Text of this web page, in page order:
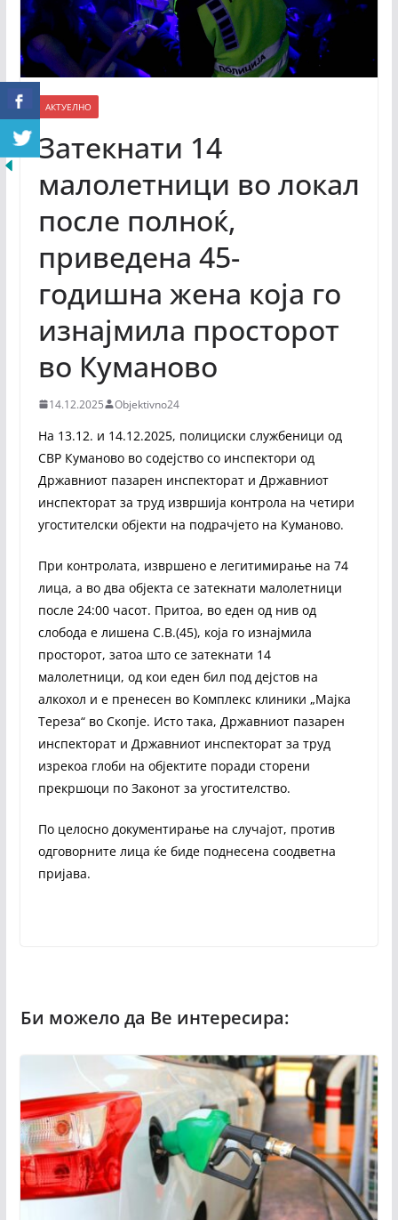
АКТУЕЛНО
Затекнати 14
малолетници во локал
после полноќ,
приведена 45-
годишна жена која го
изнајмила просторот
во Куманово
14.12.2025 Objektivno24
На 13.12. и 14.12.2025, полициски службеници од
СВР Куманово во содејство со инспектори од
Државниот пазарен инспекторат и Државниот
инспекторат за труд извршија контрола на четири
угостителски објекти на подрачјето на Куманово.
При контролата, извршено е легитимирање на 74
лица, а во два објекта се затекнати малолетници
после 24:00 часот. Притоа, во еден од нив од
слобода е лишена С.В.(45), која го изнајмила
просторот, затоа што се затекнати 14
малолетници, од кои еден бил под дејстов на
алкохол и е пренесен во Комплекс клиники „Мајка
Тереза“ во Скопје. Исто така, Државниот пазарен
инспекторат и Државниот инспекторат за труд
изрекоа глоби на објектите поради сторени
прекршоци по Законот за угостителство.
По целосно документирање на случајот, против
одговорните лица ќе биде поднесена соодветна
пријава.